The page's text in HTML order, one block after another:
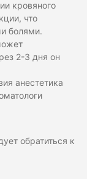
кровяного
что
болями.
2-3 дня он
анестетика
обратиться к